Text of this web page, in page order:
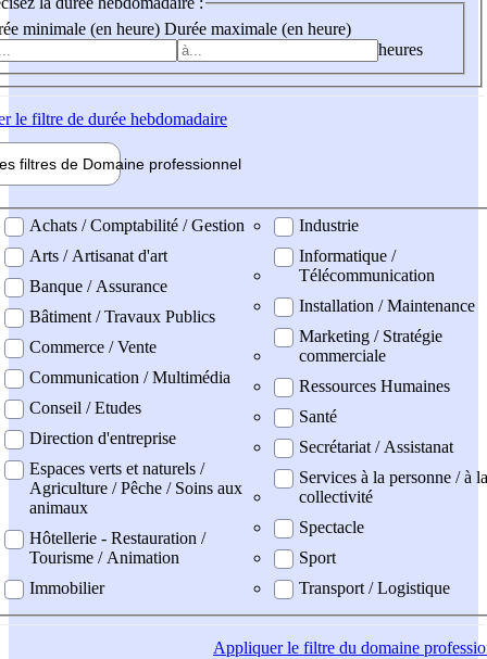
minimale (en heure) Durée maximale (en heure)
heures
le filtre de durée hebdomadaire
filtres de Domaine professionnel
professionel
Achats / Comptabilité / Gestion
Arts / Artisanat d'art
Banque / Assurance
Bâtiment / Travaux Publics
Commerce / Vente
Communication / Multimédia
Conseil / Etudes
Direction d'entreprise
Espaces verts et naturels /
Agriculture / Pêche / Soins aux
animaux
Hôtellerie - Restauration /
Tourisme / Animation
Immobilier
Industrie
Informatique /
Télécommunication
Installation / Maintenance
Marketing / Stratégie
commerciale
Ressources Humaines
Santé
Secrétariat / Assistanat
Services à la personne / à la
collectivité
Spectacle
Sport
Transport / Logistique
Appliquerle filtre du domaine